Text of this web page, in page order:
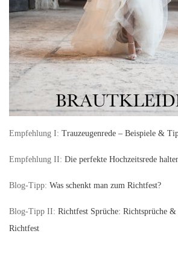
Empfehlung I: Trauzeugenrede – Beispiele &
Empfehlung II: Die perfekte Hochzeitsrede
Blog-Tipp: Was schenkt man zum Richtfest?
Blog-Tipp II: Richtfest Sprüche: Richtsprüche
Richtfest